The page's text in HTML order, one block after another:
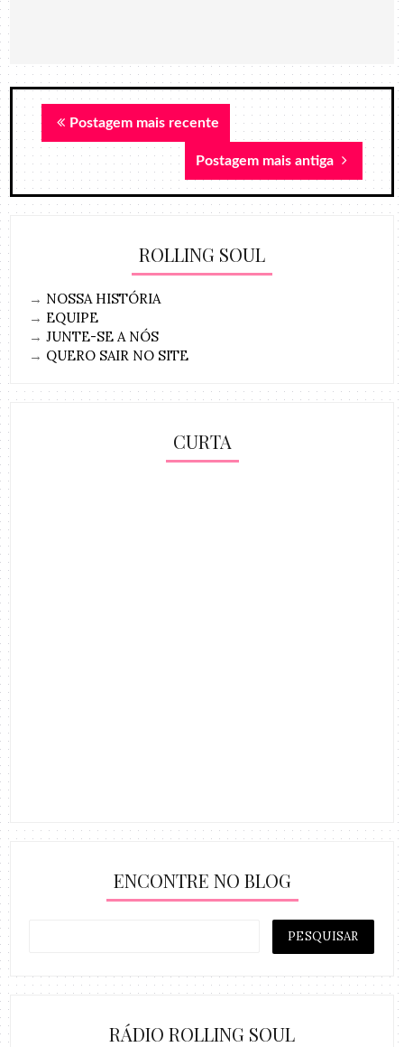
Postagem mais recente
Postagem mais antiga
ROLLING SOUL
→ NOSSA HISTÓRIA
→ EQUIPE
→JUNTE-SE A NÓS
→ QUERO SAIR NO SITE
CURTA
ENCONTRE NO BLOG
RÁDIO ROLLING SOUL